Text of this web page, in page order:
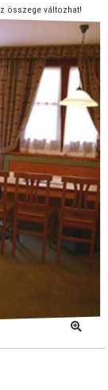
összege változhat!